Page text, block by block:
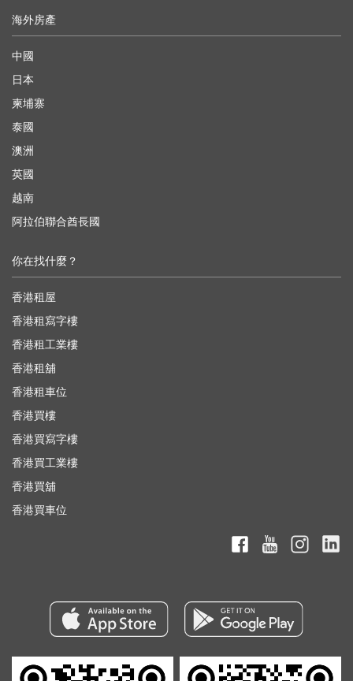
海外房產
中國
日本
柬埔寨
泰國
澳洲
英國
越南
阿拉伯聯合酋長國
你在找什麼？
香港租屋
香港租寫字樓
香港租工業樓
香港租舖
香港租車位
香港買樓
香港買寫字樓
香港買工業樓
香港買舖
香港買車位